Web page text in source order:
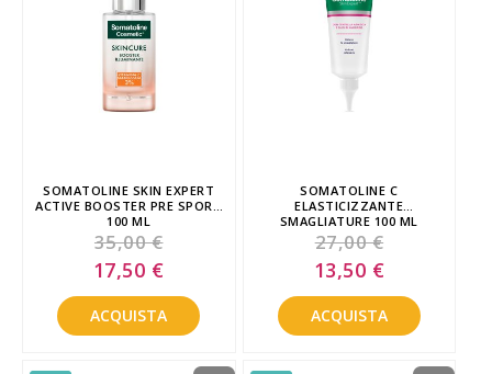
SOMATOLINE SKIN EXPERT
ACTIVE BOOSTER PRE SPORT
100 ML
35,00 €
Special
Price
17,50 €
ACQUISTA
SOMATOLINE C
ELASTICIZZANTE
SMAGLIATURE 100 ML
27,00 €
Special
Price
13,50 €
ACQUISTA